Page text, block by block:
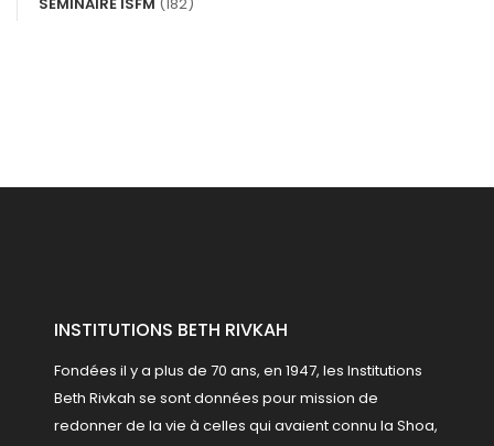
INSTITUTIONS BETH RIVKAH
Fondées il y a plus de 70 ans, en 1947, les Institutions
Beth Rivkah se sont données pour mission de
redonner de la vie à celles qui avaient connu la Shoa,